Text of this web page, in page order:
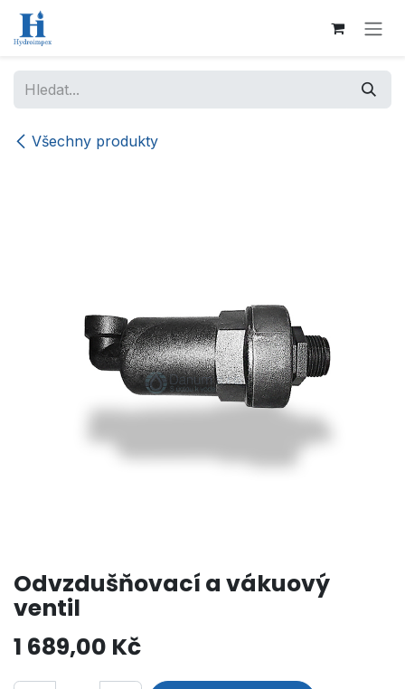
Přejít na obsah
Všechny produkty
Odvzdušňovací a vákuový
ventil
1 689,00 Kč